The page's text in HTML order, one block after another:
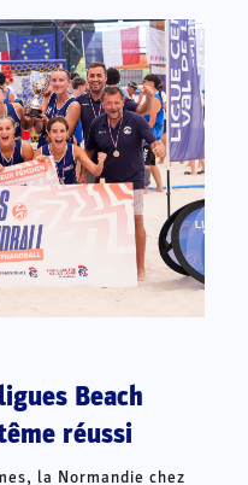
Beach
réussi
la Normandie chez